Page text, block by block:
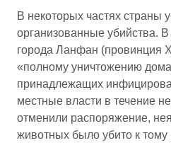
В некоторых частях страны
организованные убийства.
города Ланфан (провинция
«полному уничтожению
принадлежащих
местные власти в течение
отменили распоряжение,
животных было убито к тому